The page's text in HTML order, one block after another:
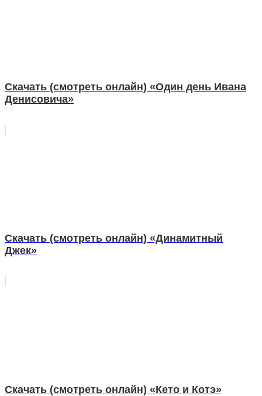
Скачать (смотреть онлайн) «Один день Ивана
Денисовича»
Скачать (смотреть онлайн) «Динамитный
Джек»
Скачать (смотреть онлайн) «Кето и Котэ»